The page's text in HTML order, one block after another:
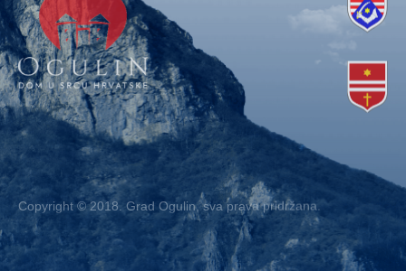
Copyright © 2018. Grad Ogulin, sva prava pridržana.
Design byEA93